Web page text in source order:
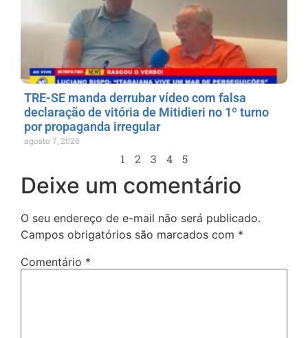
TRE-SE manda derrubar vídeo com falsa
declaração de vitória de Mitidieri no 1º turno
por propaganda irregular
agosto 7, 2026
1 2 3 4 5
Deixe um comentário
O seu endereço de e-mail não será publicado.
Campos obrigatórios são marcados com *
Comentário *